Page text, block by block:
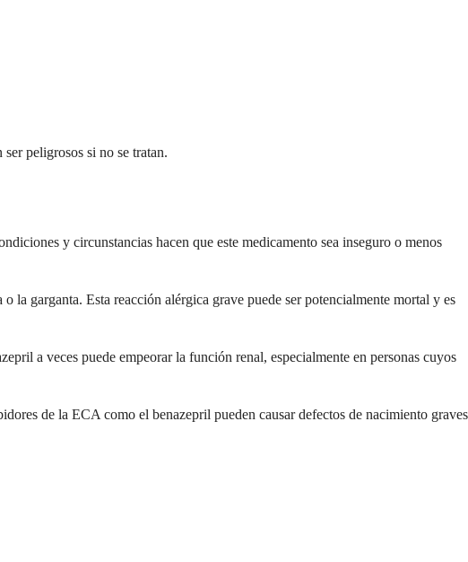
peligrosos si no se tratan.
y circunstancias hacen que este medicamento sea inseguro o menos
la garganta. Esta reacción alérgica grave puede ser potencialmente mortal y es
a veces puede empeorar la función renal, especialmente en personas cuyos
de la ECA como el benazepril pueden causar defectos de nacimiento graves